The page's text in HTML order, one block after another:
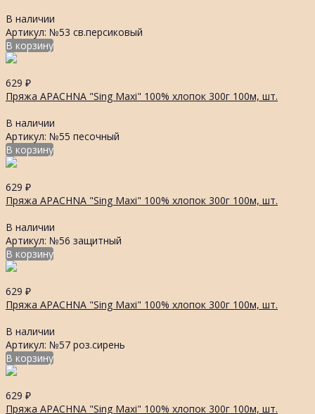
В наличии
Артикул: №53 св.персиковый
В корзину
629 ₽
Пряжа APACHNA "Sing Maxi" 100% хлопок 300г 100м, шт.
В наличии
Артикул: №55 песочный
В корзину
629 ₽
Пряжа APACHNA "Sing Maxi" 100% хлопок 300г 100м, шт.
В наличии
Артикул: №56 защитный
В корзину
629 ₽
Пряжа APACHNA "Sing Maxi" 100% хлопок 300г 100м, шт.
В наличии
Артикул: №57 роз.сирень
В корзину
629 ₽
Пряжа APACHNA "Sing Maxi" 100% хлопок 300г 100м, шт.